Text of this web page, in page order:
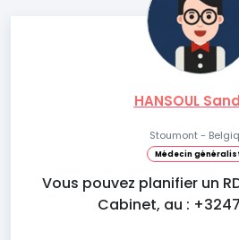
HANSOUL
Stoumont -
Médecin
Vous pouvez planifier un
Cabinet, au :